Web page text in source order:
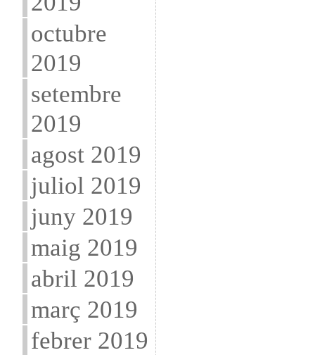
octubre
2019
setembre
2019
agost 2019
juliol 2019
juny 2019
maig 2019
abril 2019
març 2019
febrer 2019